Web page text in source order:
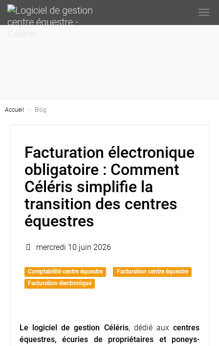
Accueil Blog
Facturation électronique
obligatoire : Comment
Céléris simplifie la
transition des centres
équestres
mercredi 10 juin 2026
Comptabilité centre équestre
Facturation centre équestre
Facturation électronique
Le logiciel de gestion Céléris, dédié auxcentres
équestres, écuries de propriétaires et poneys-